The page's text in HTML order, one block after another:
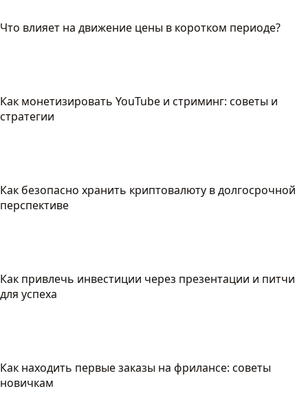
Что влияет на движение цены в коротком периоде?
Как монетизировать YouTube и стриминг: советы и
стратегии
Как безопасно хранить криптовалюту в долгосрочной
перспективе
Как привлечь инвестиции через презентации и питчи
для успеха
Как находить первые заказы на фрилансе: советы
новичкам